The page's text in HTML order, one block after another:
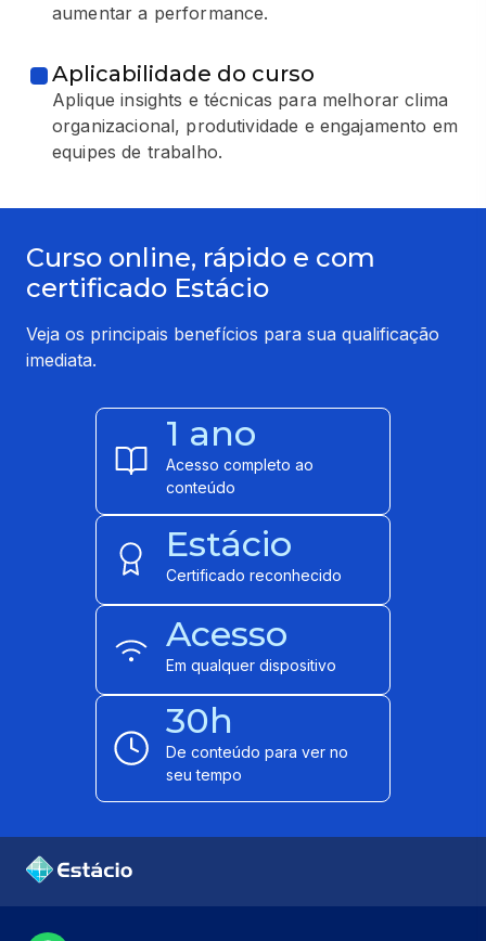
aumentar a performance.
Aplicabilidade do curso
Aplique insights e técnicas para melhorar clima
organizacional, produtividade e engajamento em
equipes de trabalho.
Curso online, rápido e com
certificado Estácio
Veja os principais benefícios para sua qualificação
imediata.
1 ano
Acesso completo ao
conteúdo
Estácio
Certificado reconhecido
Acesso
Em qualquer dispositivo
30h
De conteúdo para ver no
seu tempo